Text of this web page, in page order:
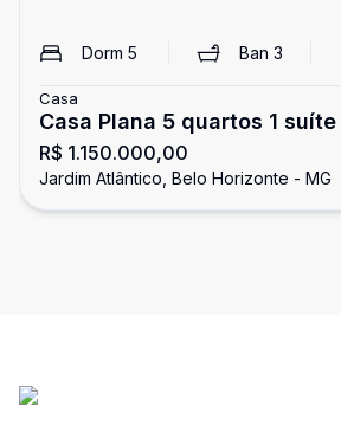
Dorm 5 Ban3
Casa
Casa Plana 5 quartos 1
Atlântico
R$ 1.150.000,00
Jardim Atlântico, Belo Horizonte - MG